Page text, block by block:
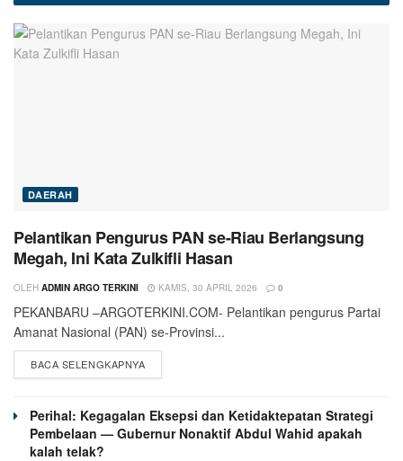
DAERAH
Pelantikan Pengurus PAN se-Riau Berlangsung
Megah, Ini Kata Zulkifli Hasan
OLEH ADMIN ARGO TERKINI KAMIS, 30 APRIL 2026 0
PEKANBARU –ARGOTERKINI.COM- Pelantikan pengurus Partai
Amanat Nasional (PAN) se-Provinsi...
BACA SELENGKAPNYA
Perihal: Kegagalan Eksepsi dan Ketidaktepatan Strategi
Pembelaan — Gubernur Nonaktif Abdul Wahid apakah
kalah telak?